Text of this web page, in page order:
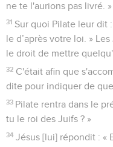
ne te l'aurions pas livré. »
31 Sur quoi Pilate leur dit
le d’après votre loi. »
le droit de mettre
32 C'était afin que
dite pour indiquer de
33 Pilate rentra dans le
tu le roi des Juifs ? »
34 Jésus [lui] répondit : «